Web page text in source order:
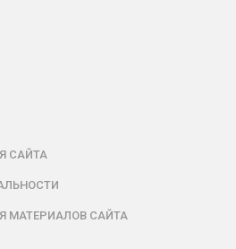
САЙТА
МАТЕРИАЛОВ САЙТА